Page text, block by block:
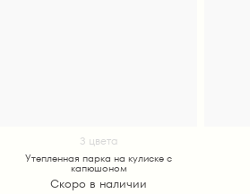
3 цвета
Утепленная парка на кулиске с
капюшоном
Скоро в наличии